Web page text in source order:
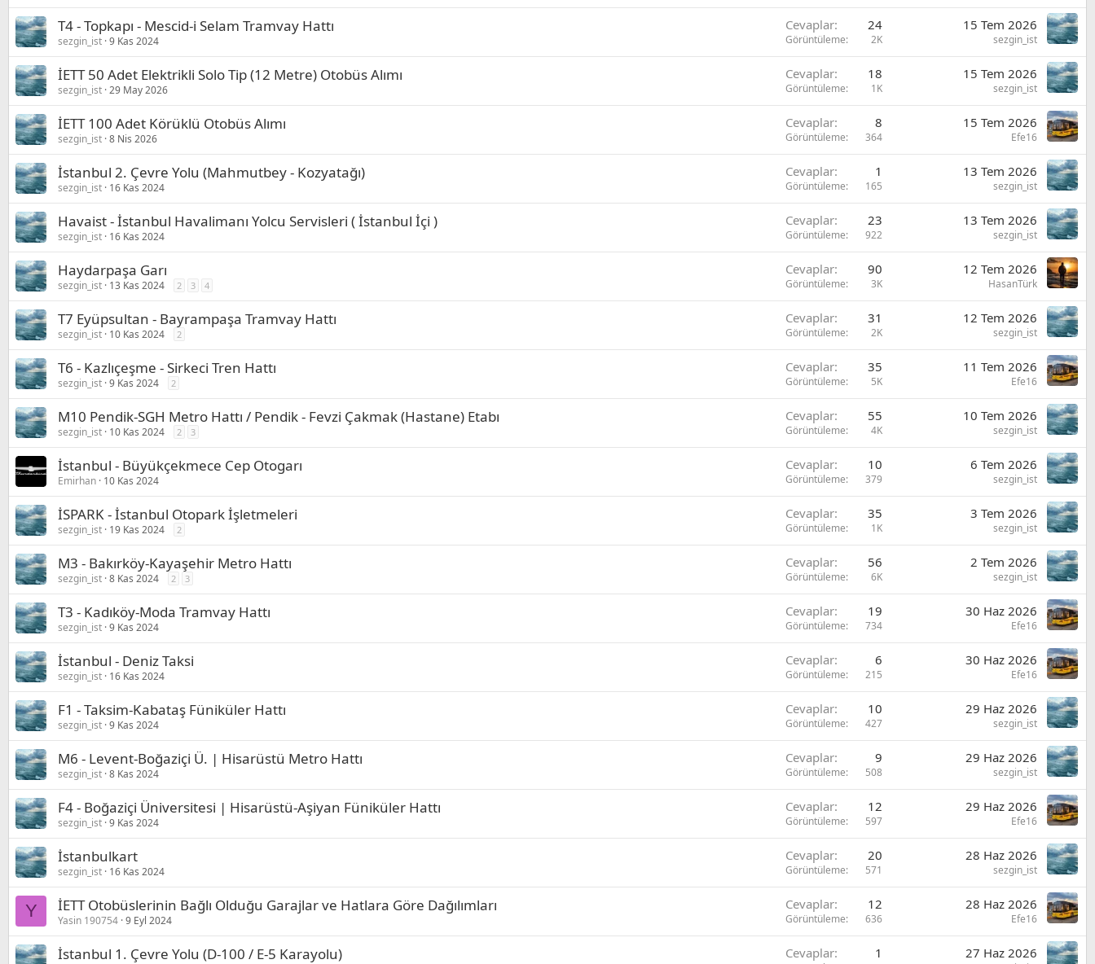
T4 - Topkapı - Mescid-i Selam Tramvay Hattı
sezgin_ist 9 Kas 2024
Cevaplar 24
Görüntüleme 2K
15 Tem 2026
sezgin_ist
İETT 50 Adet Elektrikli Solo Tip (12 Metre) Otobüs Alımı
sezgin_ist 29 May 2026
Cevaplar 18
Görüntüleme 1K
15 Tem 2026
sezgin_ist
İETT 100 Adet Körüklü Otobüs Alımı
sezgin_ist 8 Nis 2026
Cevaplar 8
Görüntüleme 364
15 Tem 2026
Efe16
İstanbul 2. Çevre Yolu (Mahmutbey - Kozyatağı)
sezgin_ist 16 Kas 2024
Cevaplar 1
Görüntüleme 165
13 Tem 2026
sezgin_ist
Havaist - İstanbul Havalimanı Yolcu Servisleri ( İstanbul İçi )
sezgin_ist 16 Kas 2024
Cevaplar 23
Görüntüleme 922
13 Tem 2026
sezgin_ist
Haydarpaşa Garı
sezgin_ist 13 Kas 2024 2 3 4
Cevaplar 90
Görüntüleme 3K
12 Tem 2026
HasanTürk
T7 Eyüpsultan - Bayrampaşa Tramvay Hattı
sezgin_ist 10 Kas 2024 2
Cevaplar 31
Görüntüleme 2K
12 Tem 2026
sezgin_ist
T6 - Kazlıçeşme - Sirkeci Tren Hattı
sezgin_ist 9 Kas 2024 2
Cevaplar 35
Görüntüleme 5K
11 Tem 2026
Efe16
M10 Pendik-SGH Metro Hattı / Pendik - Fevzi Çakmak (Hastane) Etabı
sezgin_ist 10 Kas 2024 2 3
Cevaplar 55
Görüntüleme 4K
10 Tem 2026
sezgin_ist
İstanbul - Büyükçekmece Cep Otogarı
Emirhan 10 Kas 2024
Cevaplar 10
Görüntüleme 379
6 Tem 2026
sezgin_ist
İSPARK - İstanbul Otopark İşletmeleri
sezgin_ist 19 Kas 2024 2
Cevaplar 35
Görüntüleme 1K
3 Tem 2026
sezgin_ist
M3 - Bakırköy-Kayaşehir Metro Hattı
sezgin_ist 8 Kas 2024 2 3
Cevaplar 56
Görüntüleme 6K
2 Tem 2026
sezgin_ist
T3 - Kadıköy-Moda Tramvay Hattı
sezgin_ist 9 Kas 2024
Cevaplar 19
Görüntüleme 734
30 Haz 2026
Efe16
İstanbul - Deniz Taksi
sezgin_ist 16 Kas 2024
Cevaplar 6
Görüntüleme 215
30 Haz 2026
Efe16
F1 - Taksim-Kabataş Füniküler Hattı
sezgin_ist 9 Kas 2024
Cevaplar 10
Görüntüleme 427
29 Haz 2026
sezgin_ist
M6 - Levent-Boğaziçi Ü. | Hisarüstü Metro Hattı
sezgin_ist 8 Kas 2024
Cevaplar 9
Görüntüleme 508
29 Haz 2026
sezgin_ist
F4 - Boğaziçi Üniversitesi | Hisarüstü-Aşiyan Füniküler Hattı
sezgin_ist 9 Kas 2024
Cevaplar 12
Görüntüleme 597
29 Haz 2026
Efe16
İstanbulkart
sezgin_ist 16 Kas 2024
Cevaplar 20
Görüntüleme 571
28 Haz 2026
sezgin_ist
Y İETT Otobüslerinin Bağlı Olduğu Garajlar ve Hatlara Göre Dağılımları
Yasin 190754 9 Eyl 2024
Cevaplar 12
Görüntüleme 636
28 Haz 2026
Efe16
İstanbul 1. Çevre Yolu (D-100 / E-5 Karayolu) Cevaplar 1 27 Haz 2026